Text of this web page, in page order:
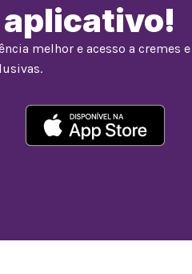
aplicativo!
melhor e acesso a cremes e